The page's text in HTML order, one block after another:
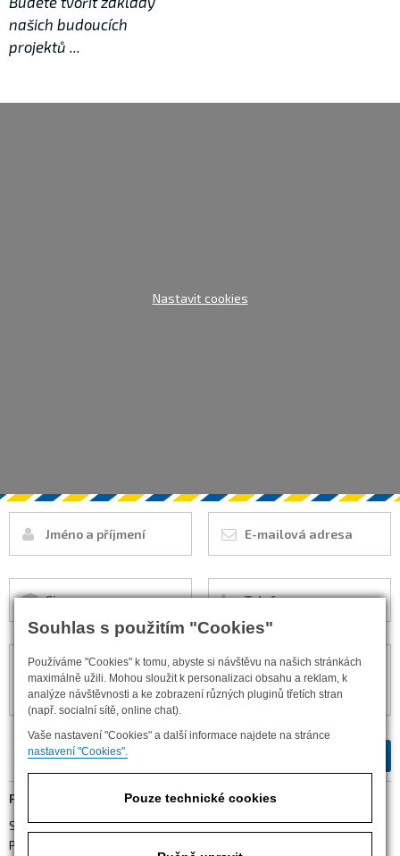
Souhlas s použitím "Cookies"
Používáme "Cookies" k tomu, abyste si návštěvu na našich stránkách
maximálně užili. Mohou sloužit k personalizaci obsahu a reklam, k
analýze návštěvnosti a ke zobrazení různých pluginů třetích stran
(např. socialní sítě, online chat).
Vaše nastavení "Cookies" a další informace najdete na stránce
nastavení "Cookies".
Pouze technické cookies
našich budoucích
projektů ...
Nastavit cookies
PROVOZOVNA
S. K. Neumanna 2708
Pardubice 530 02